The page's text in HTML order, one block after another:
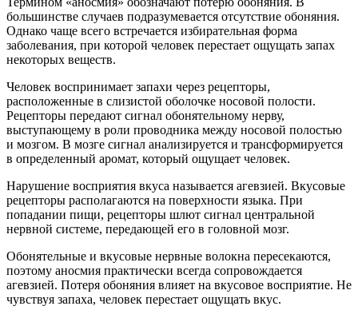
большинстве случаев подразумевается отсутствие обоняния.
Однако чаще всего встречается избирательная форма
заболевания, при которой человек перестает ощущать запах
некоторых веществ.
Человек воспринимает запахи через рецепторы,
расположенные в слизистой оболочке носовой полости.
Рецепторы передают сигнал обонятельному нерву,
выступающему в роли проводника между носовой полостью
и мозгом. В мозге сигнал анализируется и трансформируется
в определенный аромат, который ощущает человек.
Нарушение восприятия вкуса называется агевзией. Вкусовые
рецепторы располагаются на поверхности языка. При
попадании пищи, рецепторы шлют сигнал центральной
нервной системе, передающей его в головной мозг.
Обонятельные и вкусовые нервные волокна пересекаются,
поэтому аносмия практически всегда сопровождается
агевзией. Потеря обоняния влияет на вкусовое восприятие. Не
чувствуя запаха, человек перестает ощущать вкус.